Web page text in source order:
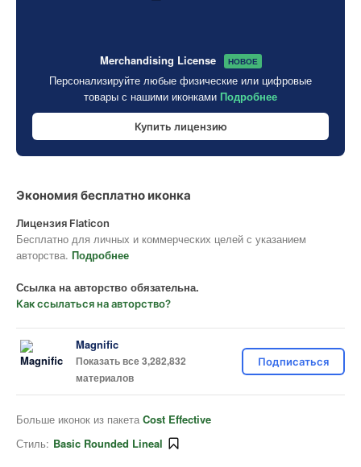
Merchandising License НОВОЕ
Персонализируйте любые физические или цифровые
товары с нашими иконками Подробнее
Купить лицензию
Экономия бесплатно иконка
Лицензия Flaticon
Бесплатно для личных и коммерческих целей с указанием
авторства. Подробнее
Ссылка на авторство обязательна.
Как ссылаться на авторство?
Magnific
Показать все 3,282,832
материалов
Подписаться
Больше иконок из пакета Cost Effective
Стиль: Basic Rounded Lineal